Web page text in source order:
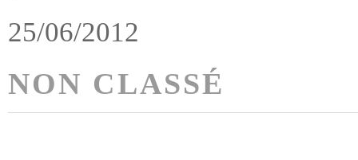
25/06/2012
NON CLASSÉ